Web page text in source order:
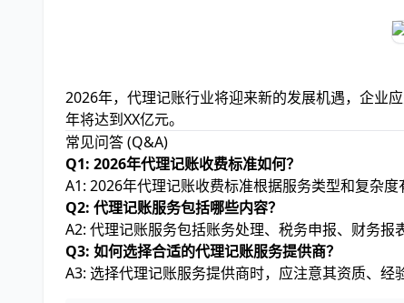
2026年，代理记账行业将迎来新的发展机遇，企业
年将达到XX亿元。
常见问答 (Q&A)
Q1: 2026年代理记账收费标准如何？
A1: 2026年代理记账收费标准根据服务类型和复杂
Q2: 代理记账服务包括哪些内容？
A2: 代理记账服务包括账务处理、税务申报、财务报
Q3: 如何选择合适的代理记账服务提供商？
A3: 选择代理记账服务提供商时，应注意其资质、经